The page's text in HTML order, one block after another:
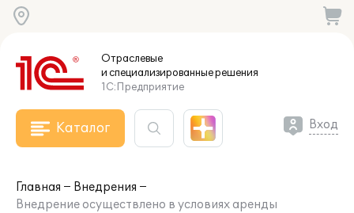
Отраслевые
и специализированныерешения
1С:Предприятие
Каталог Вход
Главная
Внедрения
Внедрение осуществлено в условиях аренды